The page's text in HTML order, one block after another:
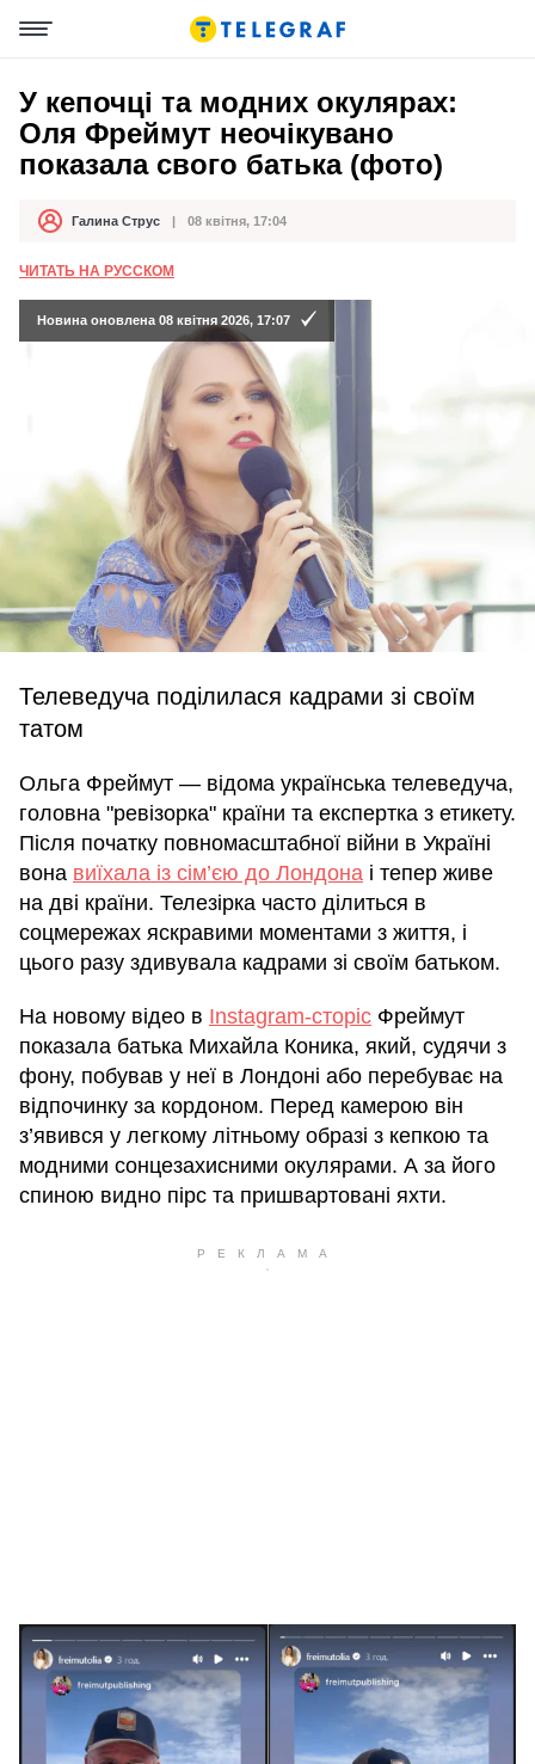
У кепочці та модних окулярах:
Оля Фреймут неочікувано
показала свого батька (фото)
АвторГалина Струс
Дата публікації 08 квітня, 17:04
ЧИТАТЬ НА РУССКОМ
Новина оновлена 08 квітня 2026, 17:07
Телеведуча поділилася кадрами зі своїм
татом
Ольга Фреймут — відома українська телеведуча,
головна "ревізорка" країни та експертка з етикету.
Після початку повномасштабної війни в Україні
вона виїхала із сім’єю до Лондона і тепер живе
на дві країни. Телезірка часто ділиться в
соцмережах яскравими моментами з життя, і
цього разу здивувала кадрами зі своїм батьком.
На новому відео в Instagram-сторіс Фреймут
показала батька Михайла Коника, який, судячи з
фону, побував у неї в Лондоні або перебуває на
відпочинку за кордоном. Перед камерою він
з’явився у легкому літньому образі з кепкою та
модними сонцезахисними окулярами. А за його
спиною видно пірс та пришвартовані яхти.